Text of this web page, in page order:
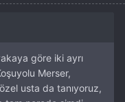
göre iki ayrı
Merser,
usta da tanıyoruz,